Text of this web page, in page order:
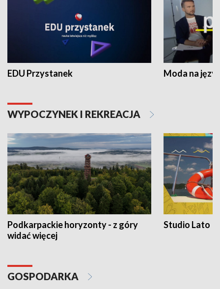
EDU Przystanek Moda na
WYPOCZYNEK I REKREACJA
Podkarpackie horyzonty - z góry
widać więcej
Studio Lato
GOSPODARKA